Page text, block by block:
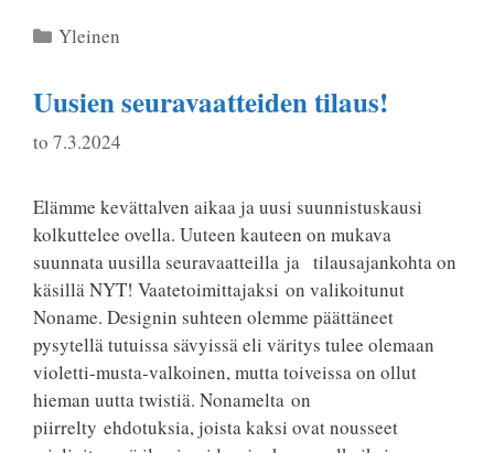
Kategoriat
Yleinen
Uusien seuravaatteiden tilaus!
to 7.3.2024
Elämme kevättalven aikaa ja uusi suunnistuskausi
kolkuttelee ovella. Uuteen kauteen on mukava
suunnata uusilla seuravaatteilla ja tilausajankohta on
käsillä NYT! Vaatetoimittajaksi on valikoitunut
Noname. Designin suhteen olemme päättäneet
pysytellä tutuissa sävyissä eli väritys tulee olemaan
violetti-musta-valkoinen, mutta toiveissa on ollut
hieman uutta twistiä. Nonamelta on
piirrelty ehdotuksia, joista kaksi ovat nousseet